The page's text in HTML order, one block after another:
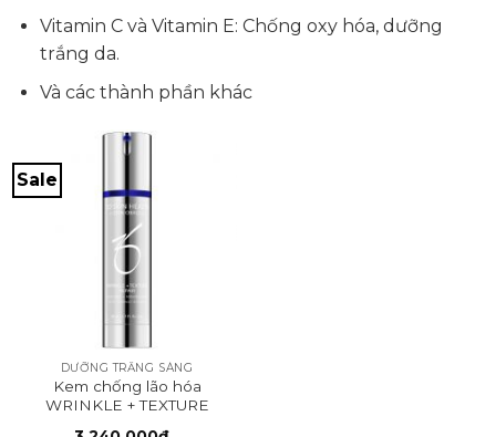
Vitamin C và Vitamin E: Chống oxy hóa, dưỡng
trắng da.
Và các thành phần khác
Sale
DƯỠNG TRẮNG SÁNG
Kem chống lão hóa
WRINKLE + TEXTURE